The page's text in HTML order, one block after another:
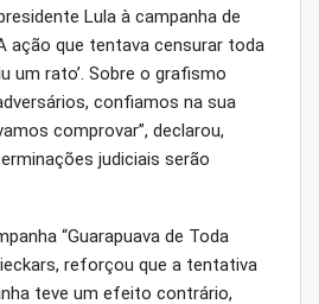
Lula à campanha de
ação que tentava censurar toda
um rato’. Sobre o grafismo
confiamos na sua
comprovar”, declarou,
judiciais serão
“Guarapuava de Toda
reforçou que a tentativa
teve um efeito contrário,